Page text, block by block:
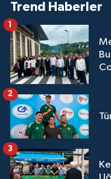
Trend Haberler
1
2
3